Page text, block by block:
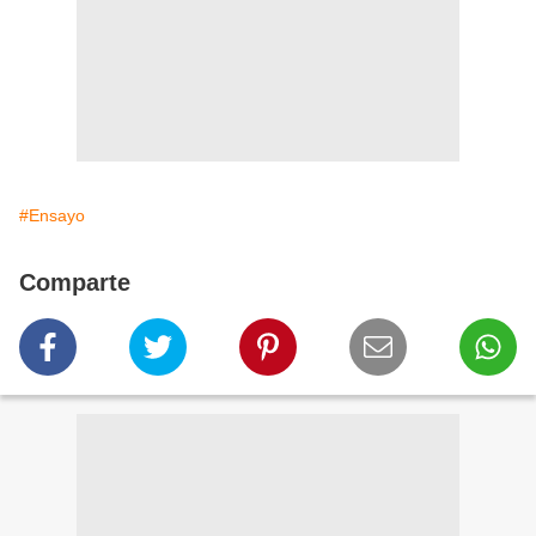
#Ensayo
Comparte